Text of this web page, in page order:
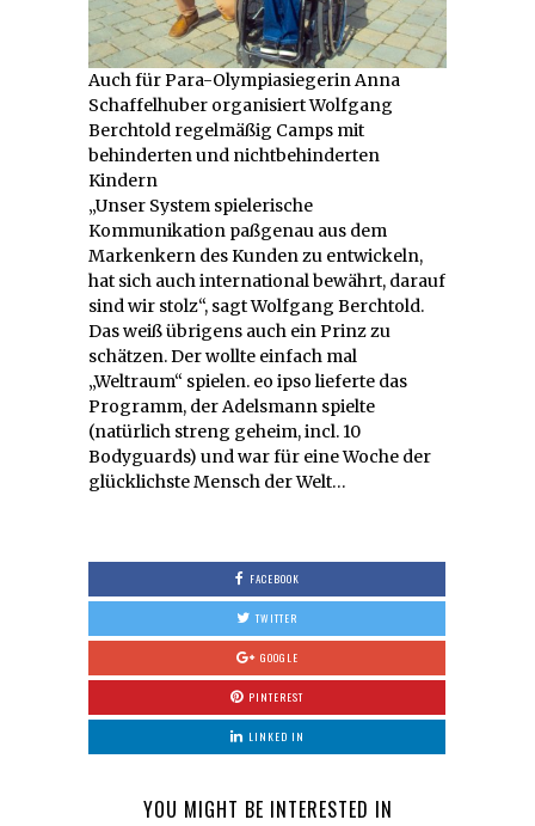
Auch für Para-Olympiasiegerin Anna
Schaffelhuber organisiert Wolfgang
Berchtold regelmäßig Camps mit
behinderten und nichtbehinderten
Kindern
„Unser System spielerische
Kommunikation paßgenau aus dem
Markenkern des Kunden zu entwickeln,
hat sich auch international bewährt, darauf
sind wir stolz“, sagt Wolfgang Berchtold.
Das weiß übrigens auch ein Prinz zu
schätzen. Der wollte einfach mal
„Weltraum“ spielen. eo ipso lieferte das
Programm, der Adelsmann spielte
(natürlich streng geheim, incl. 10
Bodyguards) und war für eine Woche der
glücklichste Mensch der Welt…
FACEBOOK
TWITTER
GOOGLE
PINTEREST
LINKED IN
YOU MIGHT BE INTERESTED IN